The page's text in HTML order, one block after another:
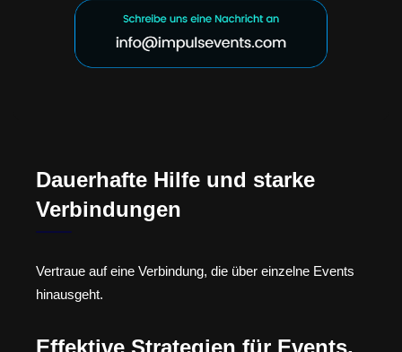
Dauerhafte Hilfe und starke
Verbindungen
Vertraue auf eine Verbindung, die über einzelne Events
hinausgeht.
Effektive Strategien für Events,